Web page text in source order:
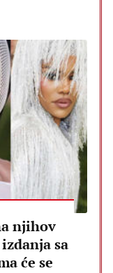
njihov
sa
će se